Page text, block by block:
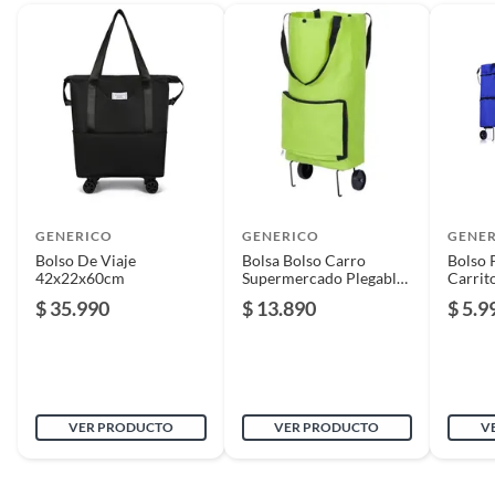
Tipo de candado No tiene
Tamaño del
bolso/maleta
Número de ruedas 4
Expandible Sí
GENERICO
Bolso De Viaje
42x22x60cm
$ 35.990
VER PRODUCTO
GENERICO
Bolsa Bolso Carro
Supermercado Plegable
$ 13.890
VER PRODUCTO
Bolso
$